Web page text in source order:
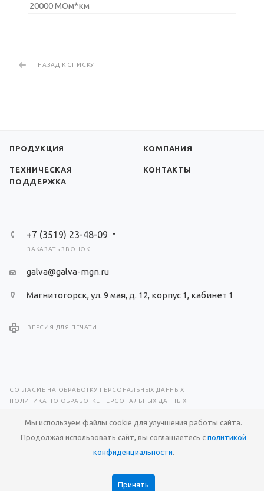
20000 МОм*км
НАЗАД К СПИСКУ
ПРОДУКЦИЯ КОМПАНИЯ
ТЕХНИЧЕСКАЯ
ПОДДЕРЖКА
КОНТАКТЫ
+7 (3519) 23-48-09
ЗАКАЗАТЬ ЗВОНОК
galva@galva-mgn.ru
Магнитогорск, ул. 9 мая, д. 12, корпус 1, кабинет 1
ВЕРСИЯ ДЛЯ ПЕЧАТИ
СОГЛАСИЕ НА ОБРАБОТКУ ПЕРСОНАЛЬНЫХ ДАННЫХ
ПОЛИТИКА ПО ОБРАБОТКЕ ПЕРСОНАЛЬНЫХ ДАННЫХ
RuMaster
Мы используем файлы cookie для улучшения работы сайта.
Продолжая использовать сайт, вы соглашаетесь с политикой
конфиденциальности.
Принять